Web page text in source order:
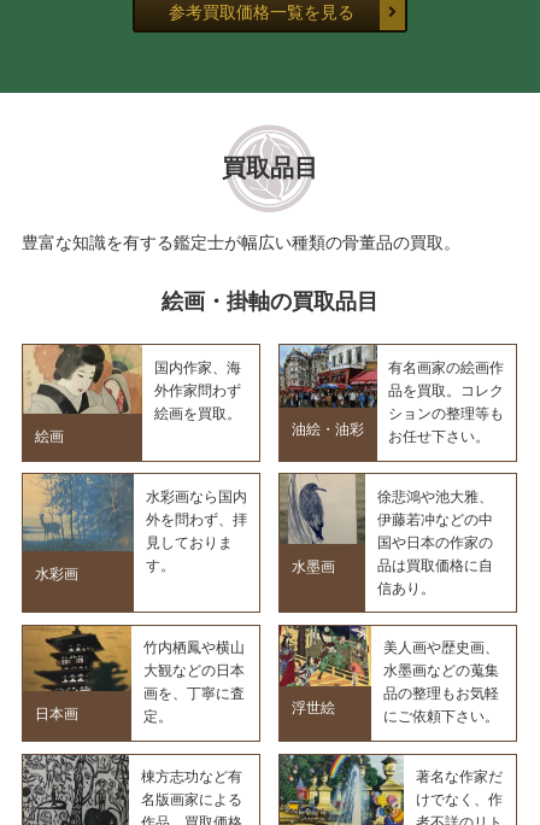
参考買取価格一覧を見る
買取品目
豊富な知識を有する鑑定士が幅広い種類の骨董品の買取。
絵画・掛軸の買取品目
絵画
国内作家、海
外作家問わず
絵画を買取。
油絵・油彩
有名画家の絵画作
品を買取。コレク
ションの整理等も
お任せ下さい。
水彩画
水彩画なら国内
外を問わず、拝
見しておりま
す。
水墨画
徐悲鴻や池大雅、
伊藤若冲などの中
国や日本の作家の
品は買取価格に自
信あり。
日本画
竹内栖鳳や横山
大観などの日本
画を、丁寧に査
定。
浮世絵
美人画や歴史画、
水墨画などの蒐集
品の整理もお気軽
にご依頼下さい。
棟方志功など有
名版画家による
著名な作家だ
けでなく、作